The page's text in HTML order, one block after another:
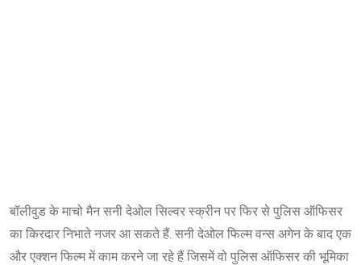
बॉलीवुड के माचो मैन सनी देओल सिल्वर स्क्रीन पर फिर से पुलिस ऑफिसर
का किरदार निभाते नजर आ सकते हैं. सनी देओल फिल्म वन्स अगेन के बाद एक
और एक्शन फिल्म में काम करने जा रहे हैं जिसमें वो पुलिस ऑफिसर की भूमिका